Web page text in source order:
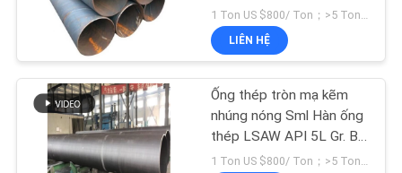
CHÚNG
TÔI
THAM
70
kính lớn
LIÊN HỆ
Ống thép tròn mạ kẽm
nhúng nóng Sml Hàn ống
thép LSAW API 5L Gr. B
20 inch